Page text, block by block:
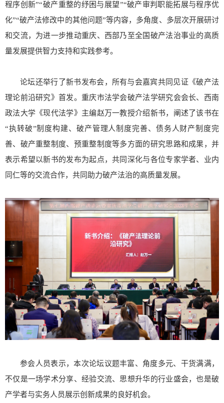
程序创新”“破产重整的纾困与展望”“破产审判职能拓展与程序优
化”“破产法修改中的其他问题”等内容，多角度、多层次开展研讨
和交流，为进一步推动重庆、西部乃至全国破产法治事业的高质
量发展提供智力支持和实践参考。
论坛还举行了新书发布会，所有与会嘉宾共同见证《破产法
理论前沿研究》首发。重庆市法学会破产法学研究会会长、西南
政法大学《现代法学》主编赵万一教授介绍新书，阐述了该书在
“执转破”制度构建、破产管理人制度完善、债务人财产制度完
善、破产重整制度、预重整制度等多方面的研究思路和成果，并
表示希望以新书的发布为起点，共同深化与各位专家学者、业内
同仁等的交流合作，共同助力破产法治的高质量发展。
参会人员表示，本次论坛议题丰富、角度多元、干货满满，
不仅是一场学术分享、经验交流、思想升华的行业盛会，也是破
产学者与实务人员展示创新成果的良好机会。